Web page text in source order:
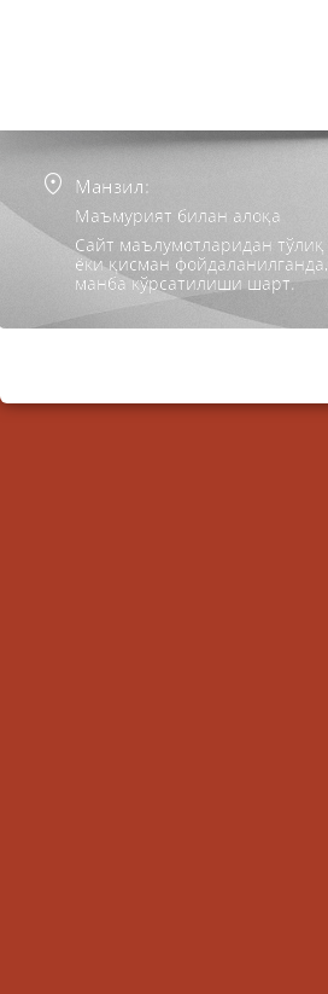
Манзил:
Маъмурият билан алоқа
Сайт маълумотларидан тўлиқ
ёки қисман фойдаланилганда,
манба кўрсатилиши шарт.